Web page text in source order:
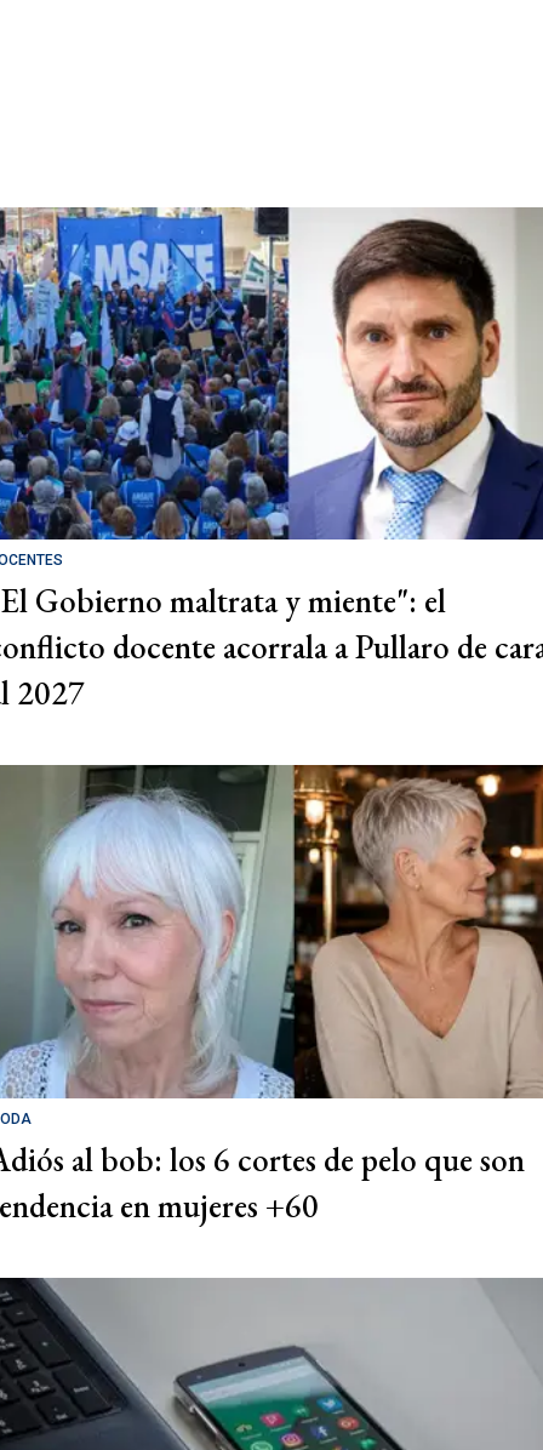
Gobierno maltrata y miente": el
docente acorrala a Pullaro de
2027
al bob: los 6 cortes de pelo que son
en mujeres +60